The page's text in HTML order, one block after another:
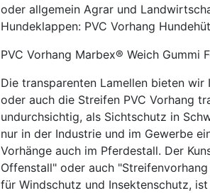
oder allgemein Agrar und
Hundeklappen: PVC Vorhang
PVC Vorhang Marbex® Weich Gummi
Die transparenten Lamellen bieten
oder auch die Streifen PVC Vorhang
undurchsichtig, als Sichtschutz in
nur in der Industrie und im Gewerbe
Vorhänge auch im Pferdestall. Der
Offenstall" oder auch
für Windschutz und Insektenschutz,